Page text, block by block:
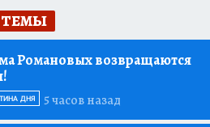
Романовых возвращаются
5 часов назад
ДНЯ